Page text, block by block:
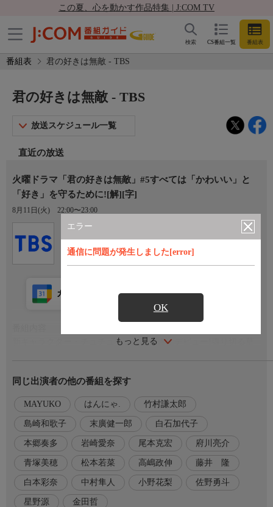
この夏、心を動かす作品特集 | J:COM TV
CS番組一覧 番組表
検索
番組表 君の好きは無敵 - TBS
エラー
通信に問題が発生しました[error]
OK
君の好きは無敵 - TBS
放送スケジュール一覧
直近の放送
火曜ドラマ「君の好きは無敵」#5すべては「かわいい」と
「好き」を守るために![解][字]
8月11日(火) 22:00〜23:00
Ch.6
TBS
もっと見る
カレンダー登録 アプリ視聴
新キャラクター・チュチュチュエラが遂にデビュー!張り切る草
中止を迫られ大ピンチに!そこにどういうわけか救世主として現
れたのは草壁の元カレ・麦(金田哲)で…!?チュエラの存続をか
け、奔走する草壁と瀬尾。しかし、瀬尾の過去に深く関わる佐々
岡(小野花梨)が不審な動きをし始める…
出演者
松本若菜、佐野勇斗、小野花梨、金田 哲(はんにゃ.)、中村隼
人、白本彩奈/島崎和歌子、藤井 隆/
高嶋政伸、本郷奏多、白石加代子
同じ出演者の他の番組を探す
MAYUKO はんにゃ. 竹村謙太郎
島崎和歌子 末廣健一郎 白石加代子
本郷奏多 岩崎愛奈 尾本克宏 府川亮介
青塚美穂 松本若菜 高嶋政伸 藤井 隆
白本彩奈 中村隼人 小野花梨 佐野勇斗
星野源 金田哲